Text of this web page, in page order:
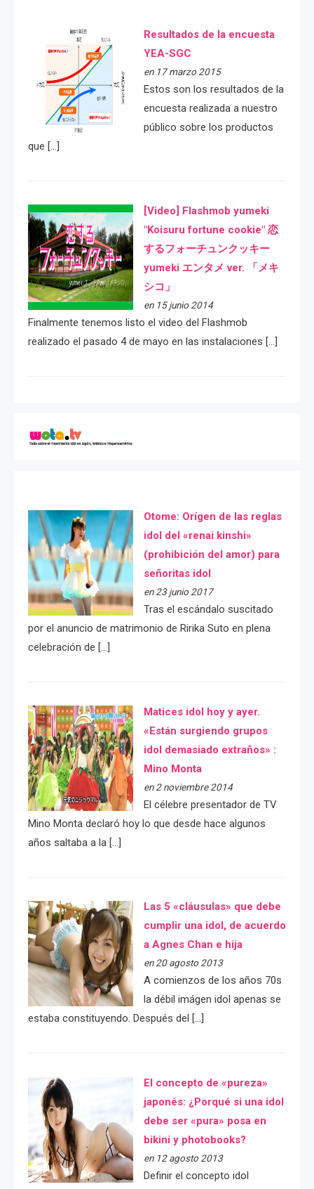
Resultados de la encuesta
YEA-SGC
en 17 marzo 2015
Estos son los resultados de la
encuesta realizada a nuestro
público sobre los productos
que […]
[Video] Flashmob yumeki
"Koisuru fortune cookie" 恋
するフォーチュンクッキー
yumeki エンタメ ver. 「メキ
シコ」
en 15 junio 2014
Finalmente tenemos listo el video del Flashmob
realizado el pasado 4 de mayo en las instalaciones […]
Otome: Orígen de las reglas
idol del «renai kinshi»
(prohibición del amor) para
señoritas idol
en 23 junio 2017
Tras el escándalo suscitado
por el anuncio de matrimonio de Ririka Suto en plena
celebración de […]
Matices idol hoy y ayer.
«Están surgiendo grupos
idol demasiado extraños» :
Mino Monta
en 2 noviembre 2014
El célebre presentador de TV
Mino Monta declaró hoy lo que desde hace algunos
años saltaba a la […]
Las 5 «cláusulas» que debe
cumplir una idol, de acuerdo
a Agnes Chan e hija
en 20 agosto 2013
A comienzos de los años 70s
la débil imágen idol apenas se
estaba constituyendo. Después del […]
El concepto de «pureza»
japonés: ¿Porqué si una idol
debe ser «pura» posa en
bikini y photobooks?
en 12 agosto 2013
Definir el concepto idol